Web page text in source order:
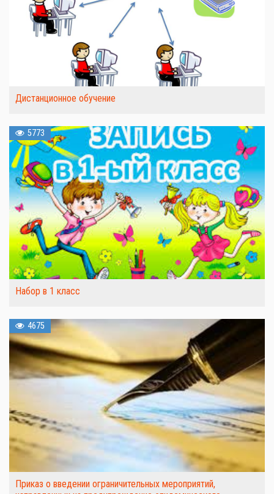
Дистанционное обучение
5773
Набор в 1 класс
4675
Приказ о введении ограничительных мероприятий,